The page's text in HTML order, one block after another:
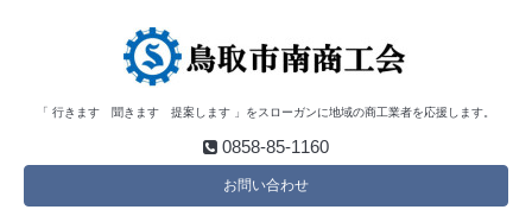
「 行きます 聞きます 提案します 」をスローガンに地域の商工業者を応援します。
0858-85-1160
お問い合わせ